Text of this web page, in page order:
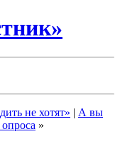
не хотят» | А вы
»